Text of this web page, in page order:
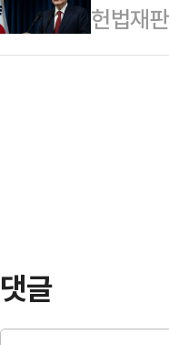
린은 "
임신 4
이 수령
11일 재
헌법재
남기지
댓글